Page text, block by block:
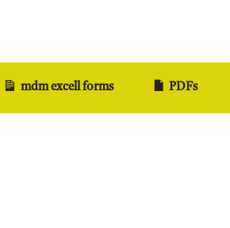
mdm excell forms PDFs